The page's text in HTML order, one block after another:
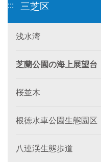
::: 三芝区
浅水湾
芝蘭公園の海上展望台
桜並木
根徳水車公園生態園区
八連渓生態歩道